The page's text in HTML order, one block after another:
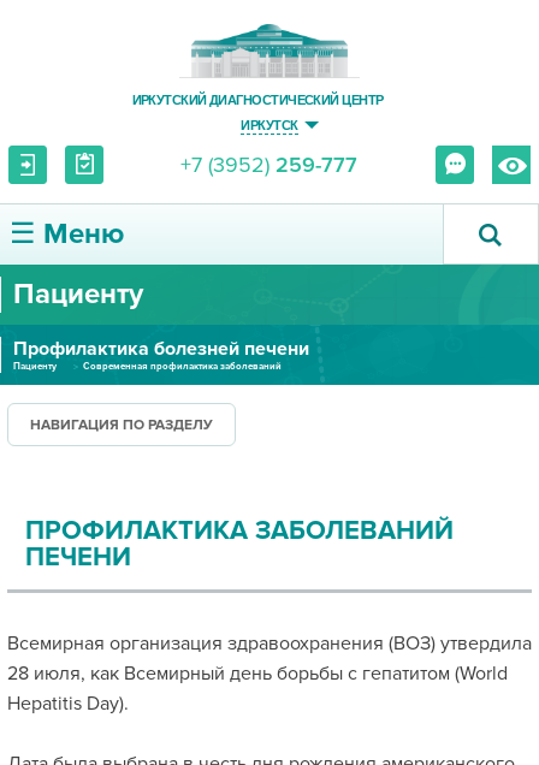
ИРКУТСКИЙ ДИАГНОСТИЧЕСКИЙ ЦЕНТР
ИРКУТСК
+7 (3952) 259-777
☰ Меню
О ЦЕНТРЕ
УСЛУГИ И ЦЕНЫ
ПАЦИЕНТУ
ПРАВОВАЯ ИНФОРМАЦИЯ
Пациенту
Профилактика болезней печени
Пациенту Современная профилактика заболеваний
НАВИГАЦИЯ ПО РАЗДЕЛУ
ПРОФИЛАКТИКА ЗАБОЛЕВАНИЙ
ПЕЧЕНИ
Всемирная организация здравоохранения (ВОЗ) утвердила
28 июля, как Всемирный день борьбы с гепатитом (World
Hepatitis Day).